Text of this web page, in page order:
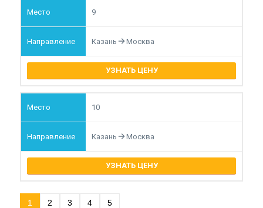
9
Казань Москва
УЗНАТЬ ЦЕНУ
10
Казань Москва
УЗНАТЬ ЦЕНУ
1 2 3 4 5